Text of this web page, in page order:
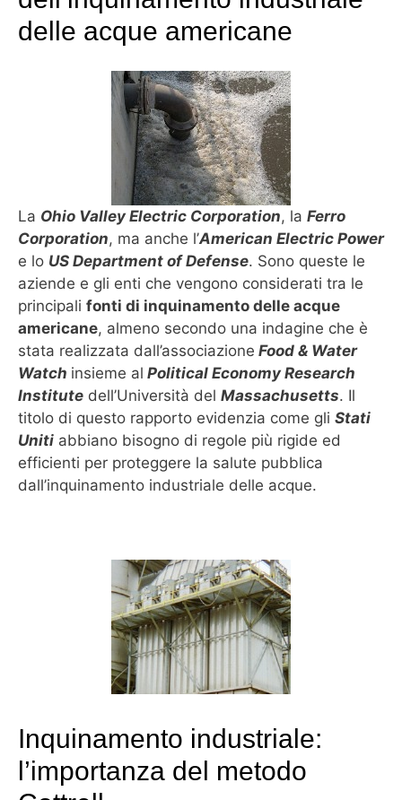
delle acque americane
La Ohio Valley Electric Corporation, la Ferro
Corporation, ma anche l’American Electric Power
e lo US Department of Defense. Sono queste le
aziende e gli enti che vengono considerati tra le
principali fonti di inquinamento delle acque
americane, almeno secondo una indagine che è
stata realizzata dall’associazione Food & Water
Watch insieme al Political Economy Research
Institute dell’Università del Massachusetts. Il
titolo di questo rapporto evidenzia come gli Stati
Uniti abbiano bisogno di regole più rigide ed
efficienti per proteggere la salute pubblica
dall’inquinamento industriale delle acque.
Inquinamento industriale:
l’importanza del metodo